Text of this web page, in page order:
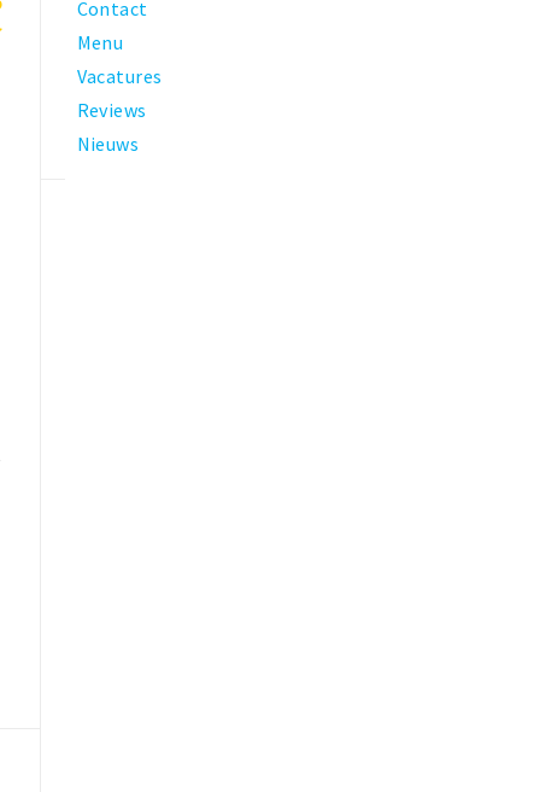
Contact
Menu
Vacatures
Reviews
Nieuws